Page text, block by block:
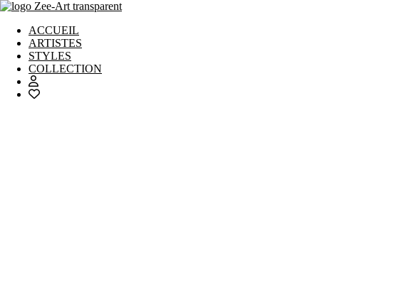
Aller
contenuACCUEIL
ARTISTES
STYLES
COLLECTION